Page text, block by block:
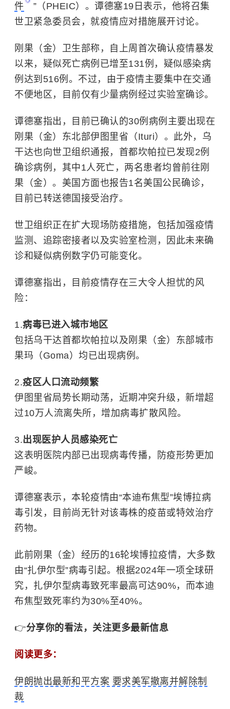
件
”（PHEIC）。谭德塞19日表示，他将召集
世卫紧急委员会，就疫情应对措施展开讨论。
刚果（金）卫生部称，自上周首次确认疫情暴发
以来，疑似死亡病例已增至131例，疑似感染病
例达到516例。不过，由于疫情主要集中在交通
不便地区，目前仅有少量病例经过实验室确诊。
谭德塞指出，目前已确认的30例病例主要出现在
刚果（金）东北部伊图里省（Ituri）。此外，乌
干达也向世卫组织通报，首都坎帕拉已发现2例
确诊病例，其中1人死亡，两名患者均曾前往刚
果（金）。美国方面也报告1名美国公民确诊，
目前已转送德国接受治疗。
世卫组织正在扩大现场防疫措施，包括加强疫情
监测、追踪密接者以及实验室检测，因此未来确
诊和疑似病例数字仍可能变化。
谭德塞指出，目前疫情存在三大令人担忧的风
险：
病毒已进入城市地区
包括乌干达首都坎帕拉以及刚果（金）东部城市
果玛（Goma）均已出现病例。
疫区人口流动频繁
伊图里省局势长期动荡，近期冲突升级，新增超
过10万人流离失所，增加病毒扩散风险。
出现医护人员感染死亡
这表明医院内部已出现病毒传播，防疫形势更加
严峻。
谭德塞表示，本轮疫情由“本迪布焦型”埃博拉病
毒引发，目前尚无针对该毒株的疫苗或特效治疗
药物。
此前刚果（金）经历的16轮埃博拉疫情，大多数
由“扎伊尔型”病毒引起。根据2024年一项全球研
究，扎伊尔型病毒致死率最高可达90%，而本迪
布焦型致死率约为30%至40%。
👉分享你的看法，关注更多最新信息
阅读更多：
伊朗抛出最新和平方案 要求美军撤离并解除制
裁